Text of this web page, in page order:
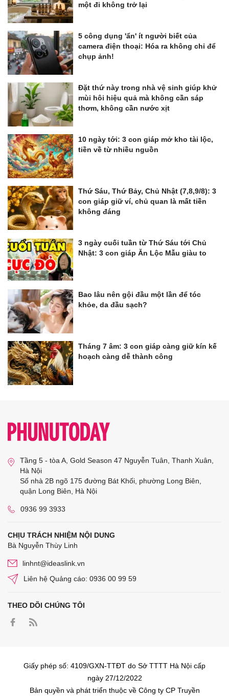
một đi không trở lại
5 công dụng 'ẩn' ít người biết của
camera điện thoại: Hóa ra không chỉ để
chụp ảnh!
Đặt thứ này trong nhà vệ sinh giúp khử
mùi hôi hiệu quả mà không cần sáp
thơm, không cần nước xịt
10 ngày tới: 3 con giáp mở kho tài lộc,
tiền về từ nhiều nguồn
Thứ Sáu, Thứ Bảy, Chủ Nhật (7,8,9/8): 3
con giáp giữ ví, chủ quan là mất tiền
không đáng
3 ngày cuối tuần từ Thứ Sáu tới Chủ
Nhật: 3 con giáp Ăn Lộc Mẫu giàu to
Bao lâu nên gội đầu một lần để tóc
khỏe, da đầu sạch?
Tháng 7 âm: 3 con giáp càng giữ kín kế
hoạch càng dễ thành công
Tầng 5 - tòa A, Gold Season 47 Nguyễn Tuân, Thanh Xuân,
Hà Nội
Số nhà 2B ngõ 175 đường Bát Khối, phường Long Biên,
quận Long Biên, Hà Nội
0936 99 3933
CHỊU TRÁCH NHIỆM NỘI DUNG
Bà Nguyễn Thùy Linh
linhnt@ideaslink.vn
Liên hệ Quảng cáo: 0936 00 99 59
THEO DÕI CHÚNG TÔI
Giấy phép số: 4109/GXN-TTĐT do Sở TTTT Hà Nội cấp
ngày 27/12/2022
Bản quyền và phát triển thuộc về Công ty CP Truyền